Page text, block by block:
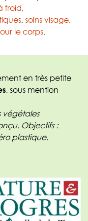
froid,
, soins visage,
le corps.
en très petite
, sous mention
végétales
Objectifs :
plastique.